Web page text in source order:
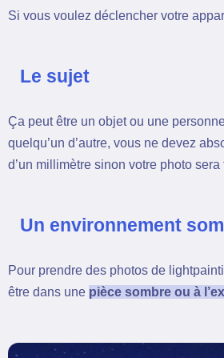
Si vous voulez déclencher votre
Le sujet
Ça peut être un objet ou une
quelqu’un d’autre, vous ne devez
d’un millimètre sinon votre photo sera
Un environnement
Pour prendre des photos de
être dans une pièce sombre ou à